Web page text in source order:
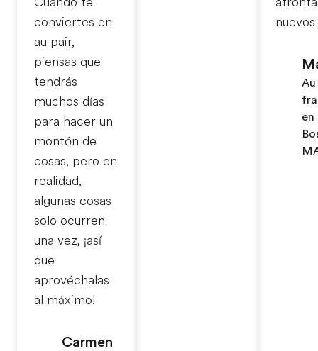
conviertes en
au pair,
piensas que
tendrás
muchos días
para hacer un
montón de
cosas, pero en
realidad,
algunas cosas
solo ocurren
una vez, ¡así
que
aprovéchalas
al máximo!
Carmen
en